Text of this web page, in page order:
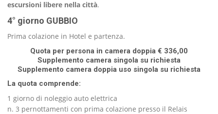
escursioni libere nella città.
4° giorno GUBBIO
Prima colazione in Hotel e partenza.
Quota per persona in camera doppia € 336,00
Supplemento camera singola su richiesta
Supplemento camera doppia uso singola su richiesta
La quota comprende:
1 giorno di noleggio auto elettrica
n. 3 pernottamenti con prima colazione presso il Relais